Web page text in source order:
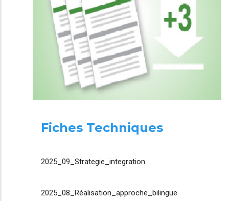
Fiches Techniques
2025_09_Strategie_integration
2025_08_Réalisation_approche_bilingue